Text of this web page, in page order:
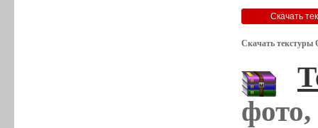
Скачать текстуры